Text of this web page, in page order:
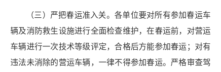
（三）严把春运准入关。各单位要对所有参加春运车
辆及消防救生设施进行全面检查维护，在春运前，对营运
车辆进行一次技术等级评定，合格后方能参加春运；对有
违法未消除的营运车辆，一律不得参加春运。严格审查驾